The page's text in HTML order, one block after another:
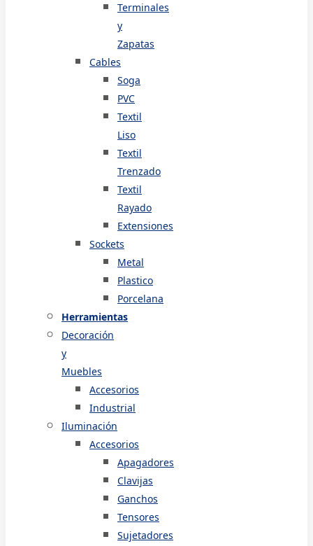
Terminales
y
Zapatas
Cables
Soga
PVC
Textil
Liso
Textil
Trenzado
Textil
Rayado
Extensiones
Sockets
Metal
Plastico
Porcelana
Herramientas
Decoración
y
Muebles
Accesorios
Industrial
Iluminación
Accesorios
Apagadores
Clavijas
Ganchos
Tensores
Sujetadores